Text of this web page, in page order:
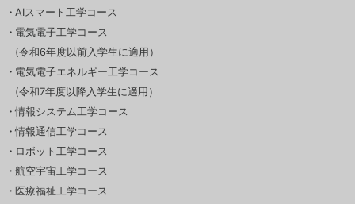
AIスマート工学コース
電気電子工学コース
(令和6年度以前入学生に適用）
電気電子エネルギー工学コース
(令和7年度以降入学生に適用）
情報システム工学コース
情報通信工学コース
ロボット工学コース
航空宇宙工学コース
医療福祉工学コース